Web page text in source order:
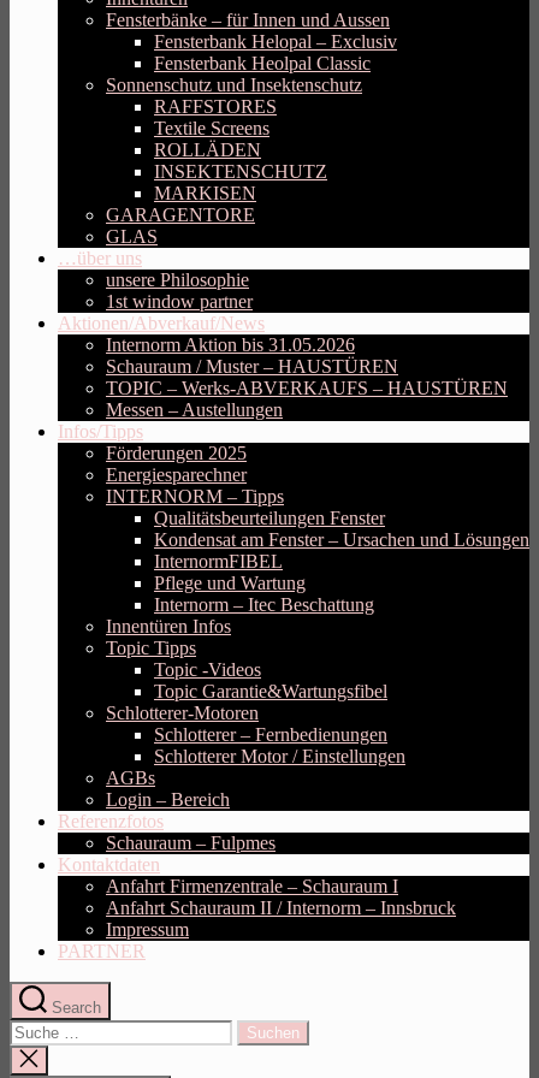
Fensterbänke – für Innen und Aussen
Fensterbank Helopal – Exclusiv
Fensterbank Heolpal Classic
Sonnenschutz und Insektenschutz
RAFFSTORES
Textile Screens
ROLLÄDEN
INSEKTENSCHUTZ
MARKISEN
GARAGENTORE
GLAS
…über uns
unsere Philosophie
1st window partner
Aktionen/Abverkauf/News
Internorm Aktion bis 31.05.2026
Schauraum / Muster – HAUSTÜREN
TOPIC – Werks-ABVERKAUFS – HAUSTÜREN
Messen – Austellungen
Infos/Tipps
Förderungen 2025
Energiesparechner
INTERNORM – Tipps
Qualitätsbeurteilungen Fenster
Kondensat am Fenster – Ursachen und Lösungen
InternormFIBEL
Pflege und Wartung
Internorm – Itec Beschattung
Innentüren Infos
Topic Tipps
Topic -Videos
Topic Garantie&Wartungsfibel
Schlotterer-Motoren
Schlotterer – Fernbedienungen
Schlotterer Motor / Einstellungen
AGBs
Login – Bereich
Referenzfotos
Schauraum – Fulpmes
Kontaktdaten
Anfahrt Firmenzentrale – Schauraum I
Anfahrt Schauraum II / Internorm – Innsbruck
Impressum
PARTNER
Search
Suche
nach:
Suche